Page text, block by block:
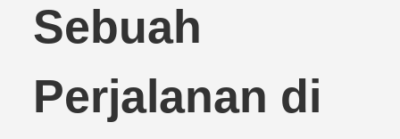
Sebuah
Perjalanan di